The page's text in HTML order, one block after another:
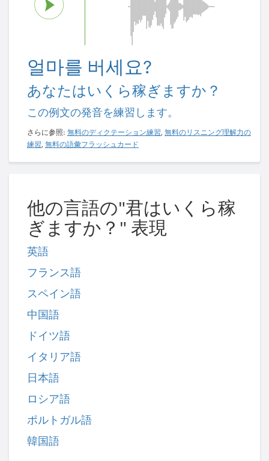
얼마를 버세요?
あなたはいくら稼ぎますか？
この例文の発音を練習します。
さらに参照: 無料のディクテーション練習, 無料のリスニング理解力の
練習, 無料の語彙フラッシュカード
他の言語の"君はいくら稼
ぎますか？" 表現
英語
フランス語
スペイン語
中国語
ドイツ語
イタリア語
日本語
ロシア語
ポルトガル語
韓国語